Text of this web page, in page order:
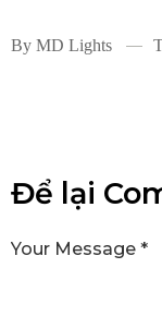
By MD Lights
Để lại